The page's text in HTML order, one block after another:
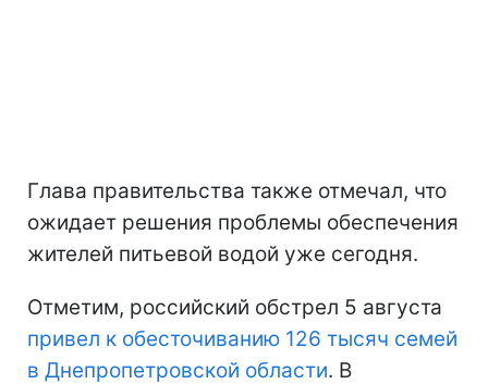
Глава правительства также отмечал, что
ожидает решения проблемы обеспечения
жителей питьевой водой уже сегодня.
Отметим, российский обстрел 5 августа
привел к обесточиванию 126 тысяч семей
в Днепропетровской области. В